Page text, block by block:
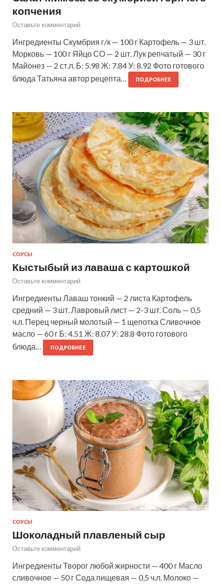
копчения
Оставьте комментарий
Ингредиенты Скумбрия г/к — 100 г Картофель — 3 шт.
Морковь — 100 г Яйцо СО — 2 шт. Лук репчатый — 30 г
Майонез — 2 ст.л. Б: 5.98 Ж: 7.84 У: 8.92 Фото готового
блюда Татьяна автор рецепта…
ПОДРОБНЕЕ
СОУСЫ
Кыстыбый из лаваша с картошкой
Оставьте комментарий
Ингредиенты Лаваш тонкий — 2 листа Картофель
средний — 3 шт. Лавровый лист — 2-3 шт. Соль — 0,5
ч.л. Перец черный молотый — 1 щепотка Сливочное
масло — 60 г Б: 4.51 Ж: 8.07 У: 28.8 Фото готового
блюда…
ПОДРОБНЕЕ
СОУСЫ
Шоколадный плавленый сыр
Оставьте комментарий
Ингредиенты Творог любой жирности — 400 г Масло
сливочное — 50 г Сода пищевая — 0,5 ч.л. Молоко —